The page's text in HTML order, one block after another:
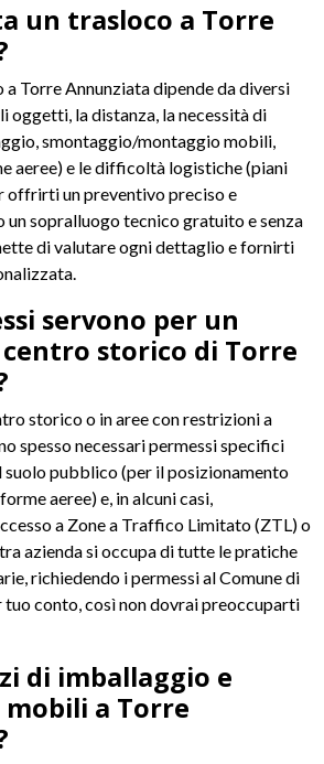
un trasloco a Torre
Torre Annunziata dipende da diversi
oggetti, la distanza, la necessità di
smontaggio/montaggio mobili,
aeree) e le difficoltà logistiche (piani
offrirti un preventivo preciso e
sopralluogo tecnico gratuito e senza
di valutare ogni dettaglio e fornirti
servono per un
storico di Torre
storico o in aree con restrizioni a
spesso necessari permessi specifici
suolo pubblico (per il posizionamento
aeree) e, in alcuni casi,
a Zone a Traffico Limitato (ZTL) o
azienda si occupa di tutte le pratiche
richiedendo i permessi al Comune di
tuo conto, così non dovrai preoccuparti
di imballaggio e
a Torre